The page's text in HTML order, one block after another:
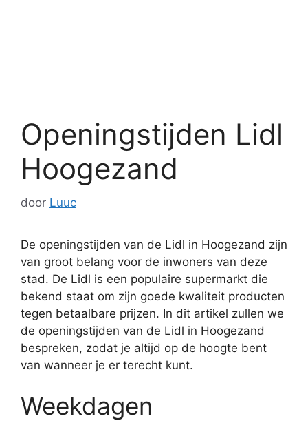
Openingstijden Lidl
Hoogezand
door Luuc
De openingstijden van de Lidl in Hoogezand zijn
van groot belang voor de inwoners van deze
stad. De Lidl is een populaire supermarkt die
bekend staat om zijn goede kwaliteit producten
tegen betaalbare prijzen. In dit artikel zullen we
de openingstijden van de Lidl in Hoogezand
bespreken, zodat je altijd op de hoogte bent
van wanneer je er terecht kunt.
Weekdagen